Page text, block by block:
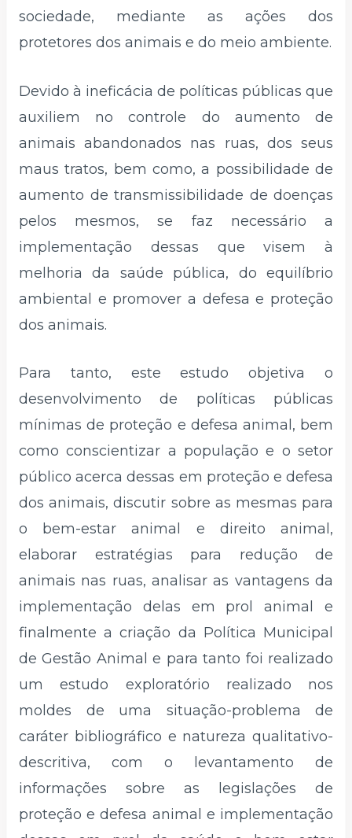
sociedade, mediante as ações dos
protetores dos animais e do meio ambiente.
Devido à ineficácia de políticas públicas que
auxiliem no controle do aumento de
animais abandonados nas ruas, dos seus
maus tratos, bem como, a possibilidade de
aumento de transmissibilidade de doenças
pelos mesmos, se faz necessário a
implementação dessas que visem à
melhoria da saúde pública, do equilíbrio
ambiental e promover a defesa e proteção
dos animais.
Para tanto, este estudo objetiva o
desenvolvimento de políticas públicas
mínimas de proteção e defesa animal, bem
como conscientizar a população e o setor
público acerca dessas em proteção e defesa
dos animais, discutir sobre as mesmas para
o bem-estar animal e direito animal,
elaborar estratégias para redução de
animais nas ruas, analisar as vantagens da
implementação delas em prol animal e
finalmente a criação da Política Municipal
de Gestão Animal e para tanto foi realizado
um estudo exploratório realizado nos
moldes de uma situação-problema de
caráter bibliográfico e natureza qualitativo-
descritiva, com o levantamento de
informações sobre as legislações de
proteção e defesa animal e implementação